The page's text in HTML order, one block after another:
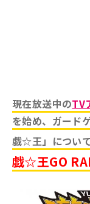
現在放送中のTV
を始め、ガード
戯☆王」につい
戯☆王GO